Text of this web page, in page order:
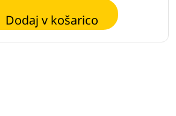
Dodaj v košarico